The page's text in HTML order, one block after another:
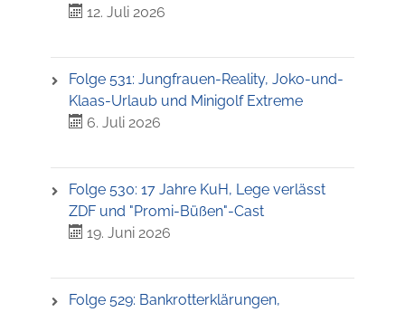
12. Juli 2026
Folge 531: Jungfrauen-Reality, Joko-und-
Klaas-Urlaub und Minigolf Extreme
6. Juli 2026
Folge 530: 17 Jahre KuH, Lege verlässt
ZDF und "Promi-Büßen"-Cast
19. Juni 2026
Folge 529: Bankrotterklärungen,